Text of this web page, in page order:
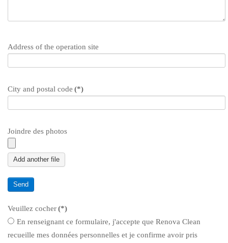
Address of the operation site
City and postal code (*)
Joindre des photos
Add another file
Send
Veuillez cocher(*)
En renseignant ce formulaire, j'accepte que Renova Clean
recueille mes données personnelles et je confirme avoir pris